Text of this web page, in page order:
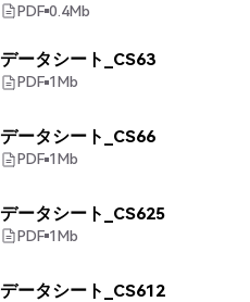
PDF 0.4Mb
データシート_CS63
PDF 1Mb
データシート_CS66
PDF 1Mb
データシート_CS625
PDF 1Mb
データシート_CS612